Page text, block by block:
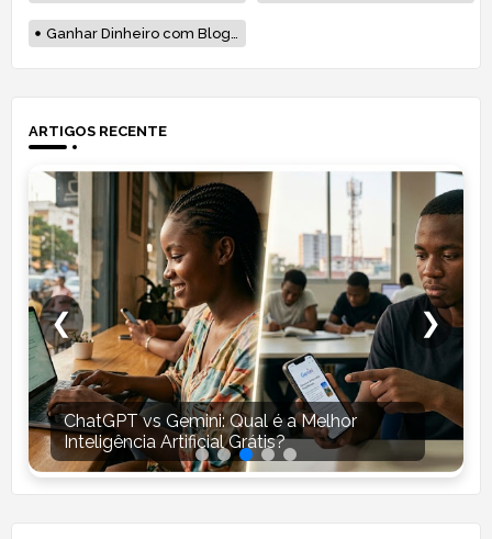
Ganhar Dinheiro com Blog em Moçambique
ARTIGOS RECENTE
ChatGPT vs Gemini: Qual é a Melhor
Inteligência Artificial Grátis?
❮ ❯